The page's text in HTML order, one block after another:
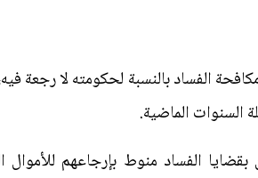
الفساد بالنسبة لحكومته لا رجعة
السنوات الماضية.
الفساد منوط بإرجاعهم للأموال